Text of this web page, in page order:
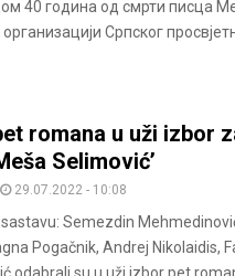
40 година од смрти писца
Српског
romana u uži izbor
Selimović’
29.07.2022 - 10:08
Semezdin
Pogačnik, Andrej Nikolaidis,